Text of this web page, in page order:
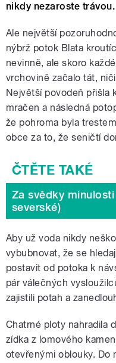
nikdy nezaroste trávou.
Ale největší
nýbrž potok Blata
nevinně, ale skoro
vrchovině začalo tát,
Největší povodeň přišla
mračen a následná
že pohroma byla
obce za to, že seničtí
Za svědky
severské)
Aby už voda nikdy
vybubnovat, že se
postavit od potoka k
pár válečných
zajistili potah a
Chatrné ploty nahradila
zídka z lomového
otevřenými oblouky. Do